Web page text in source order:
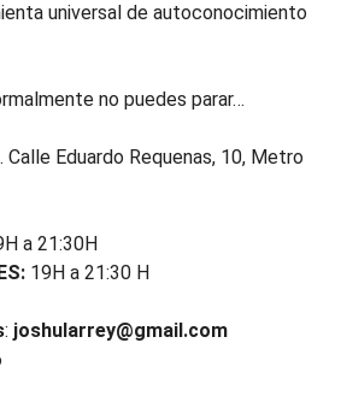
universal de autoconocimiento
no puedes parar…
Calle Eduardo Requenas, 10, Metro
a 21:30H
19H a 21:30 H
: joshularrey@gmail.com